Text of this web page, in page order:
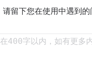
留下您在使用中遇到